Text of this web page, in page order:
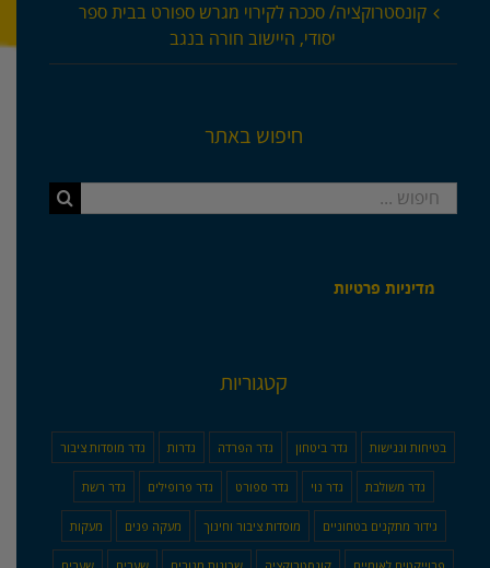
קונסטרוקציה/ סככה לקירוי מגרש ספורט בבית ספר
יסודי, היישוב חורה בנגב
חיפוש באתר
חיפוש...
מדיניות פרטיות
קטגוריות
בטיחות ונגישות גדר ביטחון גדר הפרדה גדרות גדר מוסדות ציבור
גדר משולבת גדר נוי גדר ספורט גדר פרופילים גדר רשת
גידור מתקנים בטחוניים מוסדות ציבור וחינוך מעקה פנים מעקות